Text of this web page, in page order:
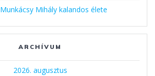
Munkácsy Mihály kalandos élete
ARCHÍVUM
2026. augusztus